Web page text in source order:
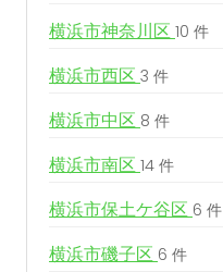
横浜市神奈川区 10 件
横浜市西区 3 件
横浜市中区 8 件
横浜市南区 14 件
横浜市保土ケ谷区 6 件
横浜市磯子区 6 件